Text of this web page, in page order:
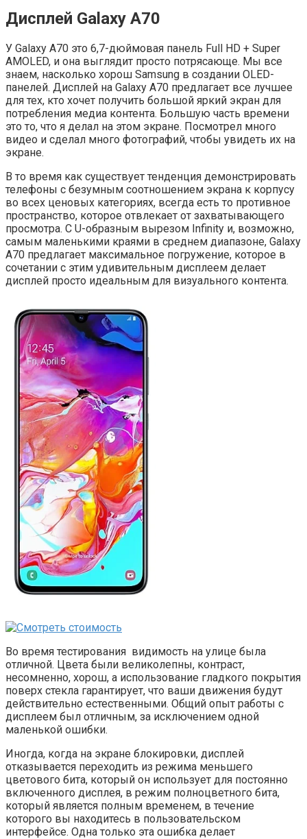
Дисплей Galaxy A70
У Galaxy A70 это 6,7-дюймовая панель Full HD + Super
AMOLED, и она выглядит просто потрясающе. Мы все
знаем, насколько хорош Samsung в создании OLED-
панелей. Дисплей на Galaxy A70 предлагает все лучшее
для тех, кто хочет получить большой яркий экран для
потребления медиа контента. Большую часть времени
это то, что я делал на этом экране. Посмотрел много
видео и сделал много фотографий, чтобы увидеть их на
экране.
В то время как существует тенденция демонстрировать
телефоны с безумным соотношением экрана к корпусу
во всех ценовых категориях, всегда есть то противное
пространство, которое отвлекает от захватывающего
просмотра. С U-образным вырезом Infinity и, возможно,
самым маленькими краями в среднем диапазоне, Galaxy
A70 предлагает максимальное погружение, которое в
сочетании с этим удивительным дисплеем делает
дисплей просто идеальным для визуального контента.
Во время тестирования видимость на улице была
отличной. Цвета были великолепны, контраст,
несомненно, хорош, а использование гладкого покрытия
поверх стекла гарантирует, что ваши движения будут
действительно естественными. Общий опыт работы с
дисплеем был отличным, за исключением одной
маленькой ошибки.
Иногда, когда на экране блокировки, дисплей
отказывается переходить из режима меньшего
цветового бита, который он использует для постоянно
включенного дисплея, в режим полноцветного бита,
который является полным временем, в течение
которого вы находитесь в пользовательском
интерфейсе. Одна только эта ошибка делает